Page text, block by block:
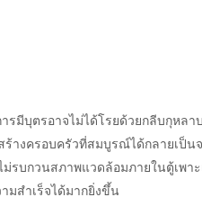
มีบุตรอาจไม่ได้โรยด้วยกลีบกุหล
างครอบครัวที่สมบูรณ์ได้กลายเป็น
รบกวนสภาพแวดล้อมภายในตู้เพา
มสำเร็จได้มากยิ่งขึ้น